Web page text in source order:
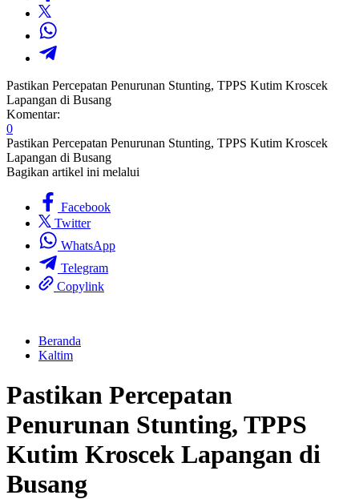
Pastikan Percepatan Penurunan Stunting, TPPS Kutim Kroscek
Lapangan di Busang
Komentar:
0
Pastikan Percepatan Penurunan Stunting, TPPS Kutim Kroscek
Lapangan di Busang
Bagikan artikel ini melalui
Facebook
Twitter
WhatsApp
Telegram
Copylink
Beranda
Kaltim
Pastikan Percepatan
Penurunan Stunting, TPPS
Kutim Kroscek Lapangan di
Busang